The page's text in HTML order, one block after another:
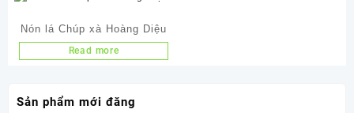
Nón lá Chúp xà Hoàng Diệu
Read more
Sản phẩm mới đăng